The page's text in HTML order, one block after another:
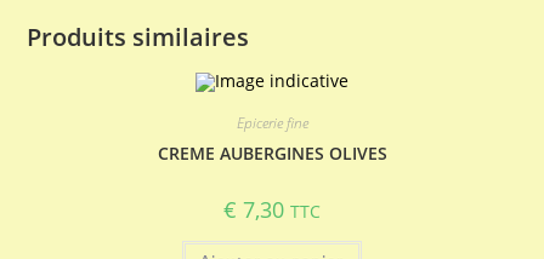
Produits similaires
Epicerie fine
CREME AUBERGINES OLIVES
€ 7,30 TTC